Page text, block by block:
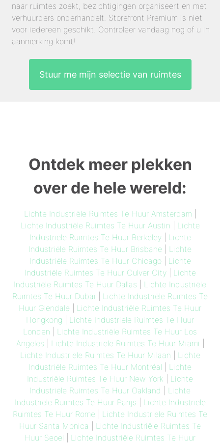
naar ruimtes zoekt, bezichtigingen organiseert en met
verhuurders onderhandelt. Storefront Premium is niet
voor iedereen geschikt. Controleer vandaag nog of u in
aanmerking komt!
Stuur me mijn selectie van ruimtes
Ontdek meer plekken
over de hele wereld:
Lichte Industriële Ruimtes Te Huur Amsterdam
Lichte Industriële Ruimtes Te Huur Austin
Lichte
Industriële Ruimtes Te Huur Berkeley| Lichte
Industriële Ruimtes Te Huur Brisbane
Lichte
Industriële Ruimtes Te Huur Chicago| Lichte
Industriële Ruimtes Te Huur Culver City| Lichte
Industriële Ruimtes Te Huur Dallas
Lichte Industriële
Ruimtes Te Huur Dubai
Lichte Industriële Ruimtes Te
Huur Glendale
Lichte Industriële Ruimtes Te Huur
Hongkong
Lichte Industriële Ruimtes Te Huur
Londen
Lichte Industriële Ruimtes Te Huur Los
Angeles
Lichte Industriële Ruimtes Te Huur Miami
Lichte Industriële Ruimtes Te Huur Milaan
Lichte
Industriële Ruimtes Te Huur Montréal
Lichte
Industriële Ruimtes Te Huur New York
Lichte
Industriële Ruimtes Te Huur Oakland
Lichte
Industriële Ruimtes Te Huur Parijs
Lichte Industriële
Ruimtes Te Huur Rome
Lichte Industriële Ruimtes Te
Huur Santa Monica
Lichte Industriële Ruimtes Te
Huur Seoel
Lichte Industriële Ruimtes Te Huur